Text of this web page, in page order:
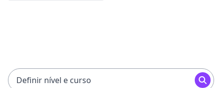
Definir nível e curso